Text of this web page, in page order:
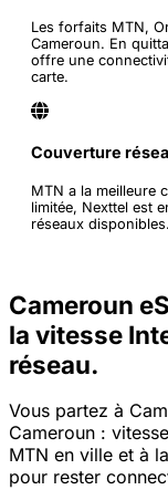
Les forfaits MTN,
Cameroun. En
offre une
carte.
Couverture
MTN a la meilleure
limitée, Nexttel est
réseaux disponibles.
Cameroun
la vitesse
réseau.
Vous partez à
Cameroun :
MTN en ville et à
pour rester